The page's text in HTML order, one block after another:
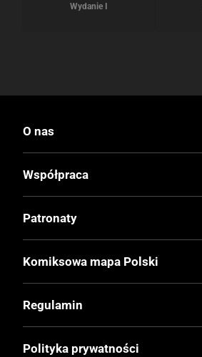
Wydanie I
O nas
Współpraca
Patronaty
Komiksowa mapa Polski
Regulamin
Polityka prywatności